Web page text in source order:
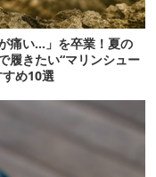
が痛い…」を卒業！夏の
履きたい“マリンシュー
すめ10選